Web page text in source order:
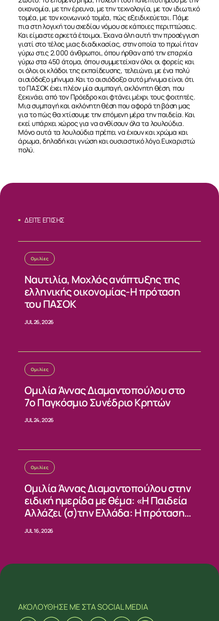
ΔΕΙΤΕ ΕΠΙΣΗΣ
Ομιλίες
Ναυτιλία, Μοχλός ανάπτυξης της
ελληνικής οικονομίας-Η πρόταση
του ΠΑΣΟΚ
JUL 26, 2026
Ομιλίες
Ομιλία Άννας Διαμαντοπούλου στο
7ο Παγκόσμιο Συνέδριο Κρητών
JUL 24, 2026
Ομιλίες
Ομιλία Άννας Διαμαντοπούλου στην
ειδική ημερίδα με θέμα: «Η Παιδεία
Αλλάζει (σ)την Ελλάδα: Η πρόταση
JUL 16, 2026
ΑΚΟΛΟΥΘΗΣΕ ΜΕΣΤΑ SOCIAL MEDIA